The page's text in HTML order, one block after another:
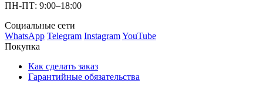
ПН-ПТ: 9:00–18:00
Социальные сети
WhatsApp Telegram InstagramYouTube
Покупка
Как сделать заказ
Гарантийные обязательства